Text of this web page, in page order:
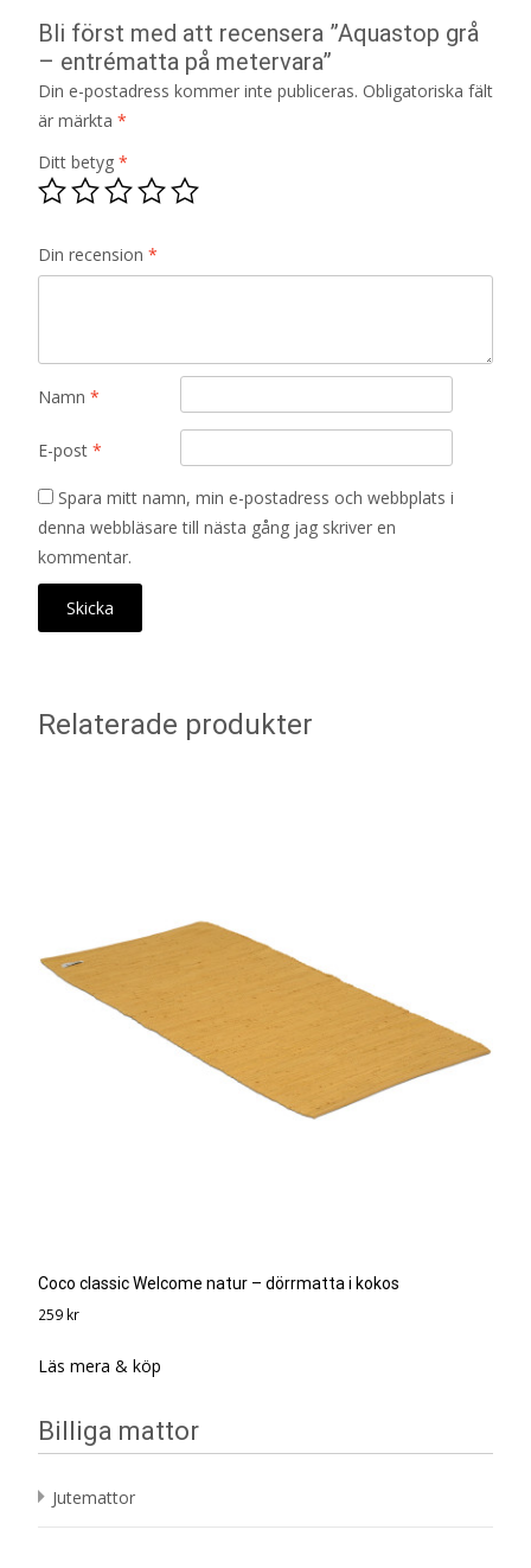
Bli först med att recensera ”Aquastop grå
– entrématta på metervara”
Din e-postadress kommer inte publiceras. Obligatoriska fält
är märkta *
Ditt betyg *
Din recension *
Namn *
E-post *
Spara mitt namn, min e-postadress och webbplats i
denna webbläsare till nästa gång jag skriver en
kommentar.
Relaterade produkter
Coco classic Welcome natur – dörrmatta i kokos
259 kr
Läs mera & köp
Billiga mattor
Jutemattor